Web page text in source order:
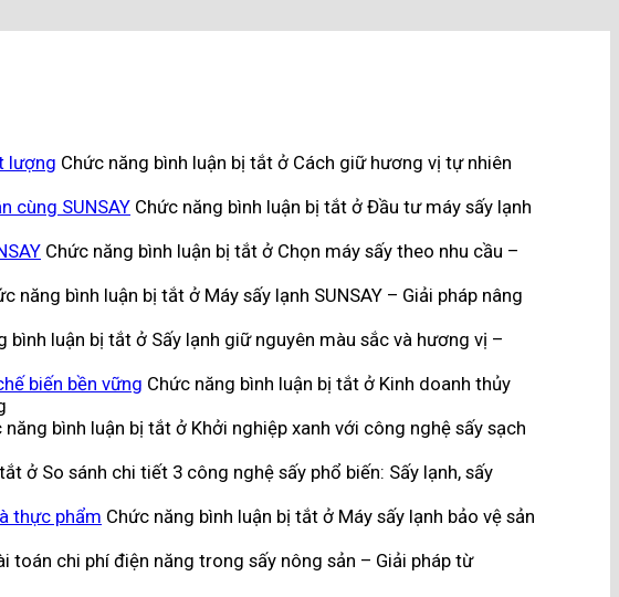
lượng Chức năng bình luận bị tắt ở Cách giữ hương vị tự nhiên
cùng SUNSAY Chức năng bình luận bị tắt ở Đầu tư máy sấy lạnh
Chức năng bình luận bị tắt ở Chọn máy sấy theo nhu cầu –
năng bình luận bị tắt ở Máy sấy lạnh SUNSAY – Giải pháp nâng
bình luận bị tắt ở Sấy lạnh giữ nguyên màu sắc và hương vị –
biến bền vững Chức năng bình luận bị tắt ở Kinh doanh thủy
năng bình luận bị tắt ở Khởi nghiệp xanh với công nghệ sấy sạch
ở So sánh chi tiết 3 công nghệ sấy phổ biến: Sấy lạnh, sấy
thực phẩm Chức năng bình luận bị tắt ở Máy sấy lạnh bảo vệ sản
toán chi phí điện năng trong sấy nông sản – Giải pháp từ